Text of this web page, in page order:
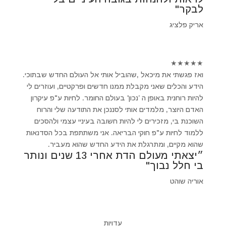
לבקר"
אריק פלציג
★
★
★
★
★
ואז פגשתי את מיכאל ,שהוביל אותי אל העולם החדש שבתוכי.
הידע והכלים שאני מקבלת ממנו חדשים ופרקטיים, ועוזרים לי
להיות רוחנית באופן ה ’נכון' בעולם החומר. לחיות ע"פ עיקרון
האדם היוצר, מלמדים אותי לסננכן את התודעה שלי והרוח
השוכנת בי, מזכירים לי להיות חשובה בעיניי עצמי ולהסכים
ללמוד לחיות ע"פ חוקי הבריאה. אני משתתפת בכל הסדנאות
שהוא מקיים, ומתרגלת את הידע החדש שהוא מעביר.
״יצאתי מעולם הדת אחרי 13 שנים ונותר
בי חלל נבוך"
אוריה שוהט
עדויות